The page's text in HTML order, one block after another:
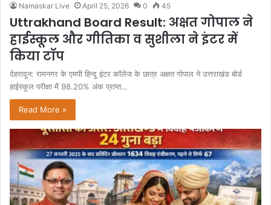
Namaskar Live April 25, 2026 0 45
Uttrakhand Board Result: अक्षत गोपाल ने
हाईस्कूल और गीतिका व सुशीला ने इंटर में
किया टॉप
देहरादून: रामनगर के एमपी हिन्दू इंटर कॉलेज के छात्र अक्षत गोपाल ने उत्तराखंड बोर्ड
हाईस्कूल परीक्षा में 98.20% अंक प्राप्त…
Read More »